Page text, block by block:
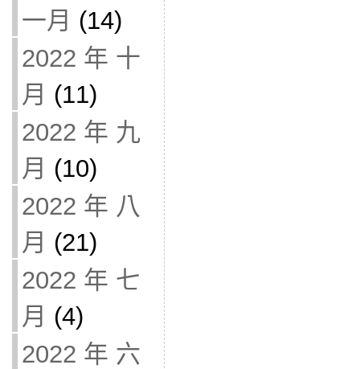
一月 (14)
2022 年 十
月 (11)
2022 年 九
月 (10)
2022 年 八
月 (21)
2022 年 七
月 (4)
2022 年 六